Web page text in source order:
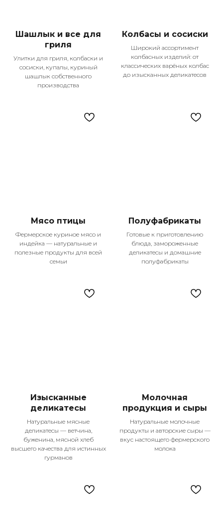
Шашлык и все для
гриля
Улитки для гриля, колбаски и
сосиски, купалы, куриный
шашлык собственного
производства
Колбасы и сосиски
Широкий ассортимент
колбасных изделий: от
классических варёных колбас
до изысканных деликатесов
Мясо птицы
Фермерское куриное мясо и
индейка — натуральные и
полезные продукты для всей
семьи
Полуфабрикаты
Готовые к приготовлению
блюда, замороженные
деликатесы и домашние
полуфабрикаты
Изысканные
деликатесы
Натуральные мясные
деликатесы — ветчина,
буженина, мясной хлеб
высшего качества для истинных
гурманов
Молочная
продукция и сыры
Натуральные молочные
продукты и авторские сыры —
вкус настоящего фермерского
молока
Наши главные
преимущества
эмоции.
+7 987 225-25-55
Телефон для справок
Контакты
на наши соцсети!